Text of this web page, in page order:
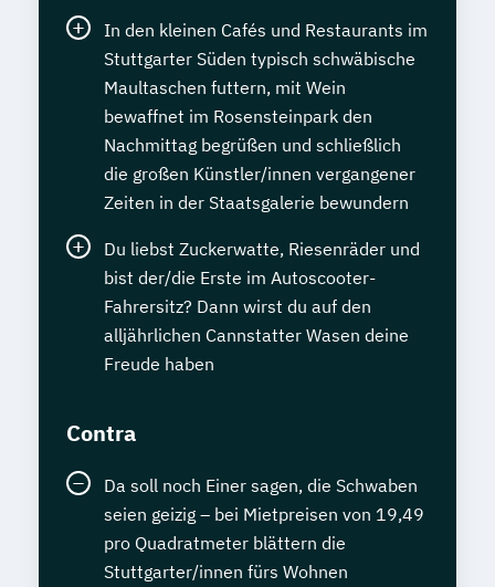
In den kleinen Cafés und Restaurants im
Stuttgarter Süden typisch schwäbische
Maultaschen futtern, mit Wein
bewaffnet im Rosensteinpark den
Nachmittag begrüßen und schließlich
die großen Künstler/innen vergangener
Zeiten in der Staatsgalerie bewundern
Du liebst Zuckerwatte, Riesenräder und
bist der/die Erste im Autoscooter-
Fahrersitz? Dann wirst du auf den
alljährlichen Cannstatter Wasen deine
Freude haben
Contra
Da soll noch Einer sagen, die Schwaben
seien geizig – bei Mietpreisen von 19,49
pro Quadratmeter blättern die
Stuttgarter/innen fürs Wohnen